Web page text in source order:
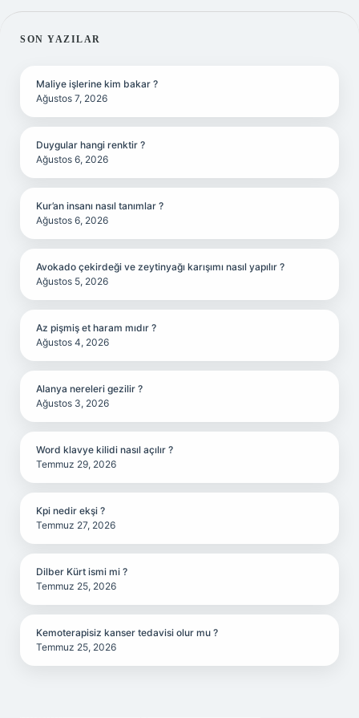
SIDEBAR
SON YAZILAR
Maliye işlerine kim bakar ?
Ağustos 7, 2026
Duygular hangi renktir ?
Ağustos 6, 2026
Kur’an insanı nasıl tanımlar ?
Ağustos 6, 2026
Avokado çekirdeği ve zeytinyağı karışımı nasıl yapılır ?
Ağustos 5, 2026
Az pişmiş et haram mıdır ?
Ağustos 4, 2026
Alanya nereleri gezilir ?
Ağustos 3, 2026
Word klavye kilidi nasıl açılır ?
Temmuz 29, 2026
Kpi nedir ekşi ?
Temmuz 27, 2026
Dilber Kürt ismi mi ?
Temmuz 25, 2026
Kemoterapisiz kanser tedavisi olur mu ?
Temmuz 25, 2026